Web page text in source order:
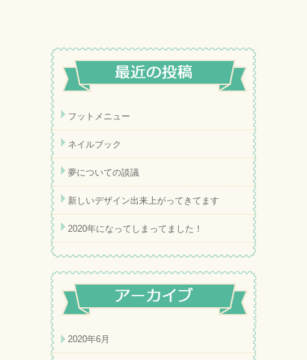
フットメニュー
ネイルブック
夢についての談議
新しいデザイン出来上がってきてます
2020年になってしまってました！
2020年6月